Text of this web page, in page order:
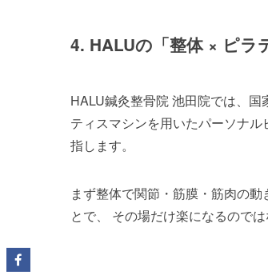
4. HALUの「整体 × ピラ
HALU鍼灸整骨院 池田院では、
ティスマシンを用いたパーソナ
指します。
まず整体で関節・筋膜・筋肉の
とで、 その場だけ楽になるので